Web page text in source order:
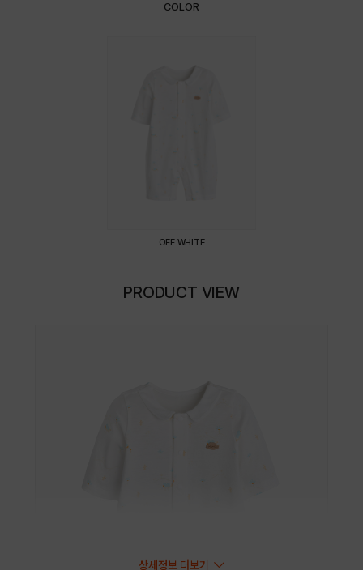
COLOR
OFF WHITE
PRODUCT VIEW
상세정보 더보기